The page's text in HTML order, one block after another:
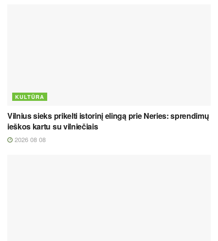
KULTŪRA
Vilnius sieks prikelti istorinį elingą prie Neries: sprendimų
ieškos kartu su vilniečiais
2026 08 08